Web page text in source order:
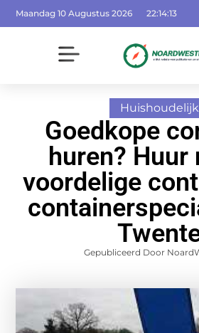
Maandag 10 Augustus 2026 22:14:13
Huishoudelijk
Goedkope
huren? Huur
voordelige
Gepubliceerd Door